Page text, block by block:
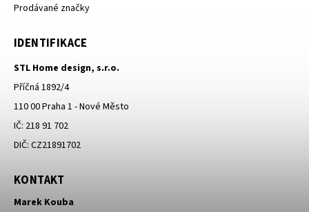
Prodávané značky
IDENTIFIKACE
STL Home design, s.r.o.
Příčná 1892/4
110 00 Praha 1 - Nové Město
IČ: 218 91 702
DIČ: CZ21891702
KONTAKT
Marek Kouba